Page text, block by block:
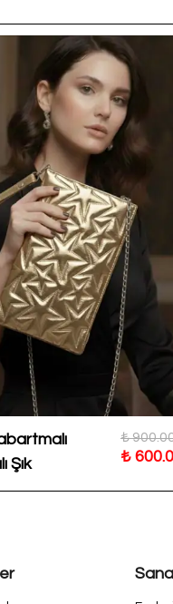
Şık
Çanta
₺
₺